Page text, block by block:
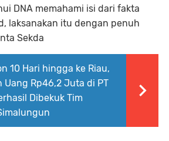
DNA memahami isi dari fakta
laksanakan itu dengan penuh
Sekda
10 Hari hingga ke Riau,
Uang Rp46,2 Juta di PT
Dibekuk Tim